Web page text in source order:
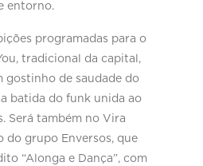
entorno.
programadas para o
tradicional da capital,
gostinho de saudade do
batida do funk unida ao
Será também no Vira
do grupo Enversos, que
“Alonga e Dança”, com